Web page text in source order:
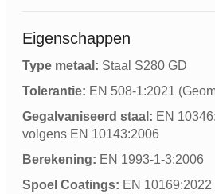
Eigenschappen
Type metaal: Staal S280 GD
Tolerantie: EN 508-1:2021
Gegalvaniseerd staal: EN
volgens EN 10143:2006
Berekening: EN 1993-1-3:2006
Spoel Coatings: EN 10169:2022